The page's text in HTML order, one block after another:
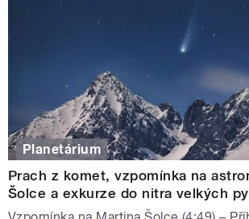
Planetárium
Prach z komet, vzpomínka na
Šolce a exkurze do nitra velkých